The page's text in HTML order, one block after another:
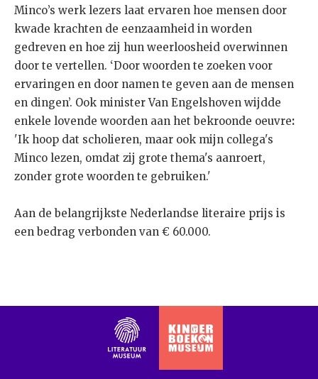
Minco’s werk lezers laat ervaren hoe mensen door
kwade krachten de eenzaamheid in worden
gedreven en hoe zij hun weerloosheid overwinnen
door te vertellen. ‘Door woorden te zoeken voor
ervaringen en door namen te geven aan de mensen
en dingen’. Ook minister Van Engelshoven wijdde
enkele lovende woorden aan het bekroonde oeuvre:
'Ik hoop dat scholieren, maar ook mijn collega's
Minco lezen, omdat zij grote thema's aanroert,
zonder grote woorden te gebruiken.'
Aan de belangrijkste Nederlandse literaire prijs is
een bedrag verbonden van € 60.000.